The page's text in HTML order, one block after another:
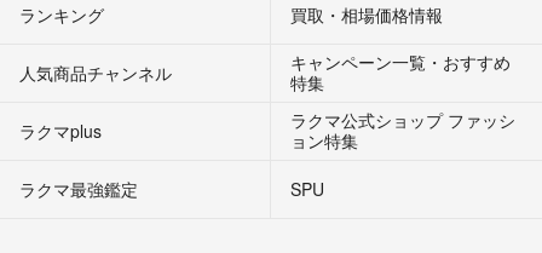
ランキング 買取・相場価格情報
人気商品チャンネル
キャンペーン一覧・おすすめ
特集
ラクマplus
ラクマ公式ショップ ファッシ
ョン特集
ラクマ最強鑑定
SPU